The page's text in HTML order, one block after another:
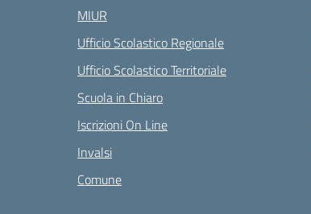
MIUR
Ufficio Scolastico Regionale
Ufficio Scolastico Territoriale
Scuola in Chiaro
Iscrizioni On Line
Invalsi
Comune